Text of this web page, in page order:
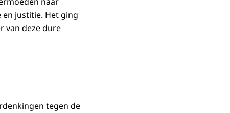
en justitie. Het ging
van deze dure
tegen de